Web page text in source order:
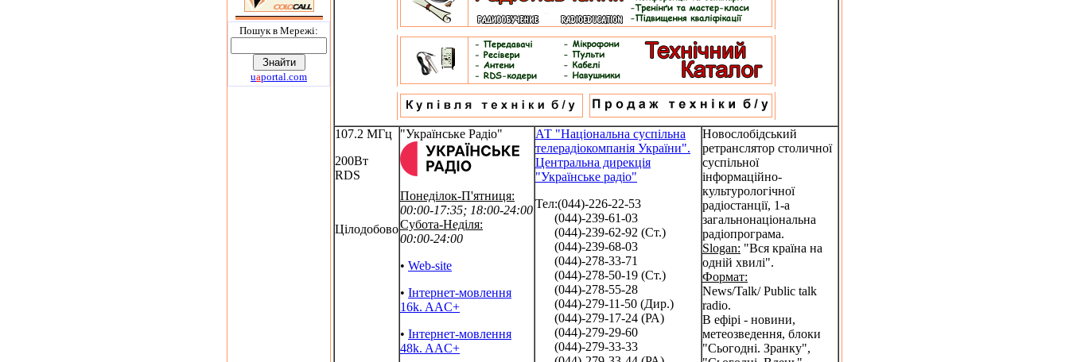
Пошук в Мережi:
uaportal.com
107.2 МГц
200Вт
RDS
Цілодобово
"Українське Радіо"
Понеділок-П'ятниця:
00:00-17:35; 18:00-24:00
Субота-Неділя:
00:00-24:00
• Web-site
• Інтернет-мовлення
16k. AAC+
• Інтернет-мовлення
48k. AAC+
АТ "Національна суспільна
телерадіокомпанія України".
Центральна дирекція
"Українське радіо"
Тел:(044)-226-22-53
(044)-239-61-03
(044)-239-62-92 (Ст.)
(044)-239-68-03
(044)-278-33-71
(044)-278-50-19 (Ст.)
(044)-278-55-28
(044)-279-11-50 (Дир.)
(044)-279-17-24 (РА)
(044)-279-29-60
(044)-279-33-33
Новослобідський
ретранслятор столичної
суспільної
інформаційно-
культурологічної
радіостанції, 1-а
загальнонаціональна
радіопрограма.
Slogan: "Вся країна на
одній хвилі".
Формат:
News/Talk/ Public talk
radio.
В ефірі - новини,
метеозведення, блоки
"Сьогодні. Зранку",